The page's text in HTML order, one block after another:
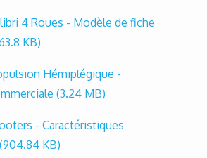
4 Roues - Modèle de fiche
KB)
Hémiplégique -
(3.24 MB)
- Caractéristiques
(904.84 KB)